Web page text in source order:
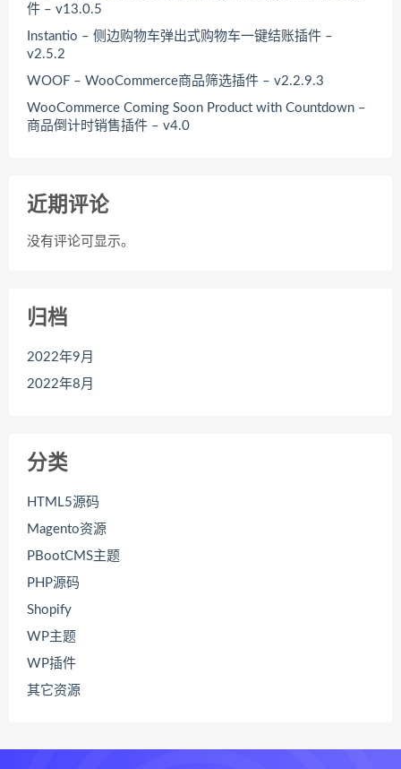
件 – v13.0.5
Instantio – 侧边购物车弹出式购物车一键结账插件 –
v2.5.2
WOOF – WooCommerce商品筛选插件 – v2.2.9.3
WooCommerce Coming Soon Product with Countdown –
商品倒计时销售插件 – v4.0
近期评论
没有评论可显示。
归档
2022年9月
2022年8月
分类
HTML5源码
Magento资源
PBootCMS主题
PHP源码
Shopify
WP主题
WP插件
其它资源